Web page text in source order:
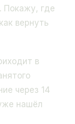
Покажу, где
вернуть
в
через 14
нашёл